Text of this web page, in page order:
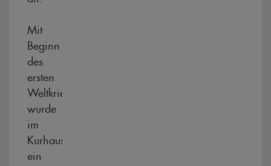
Mit
Beginn
des
ersten
Weltkrieges
wurde
im
Kurhaus
ein